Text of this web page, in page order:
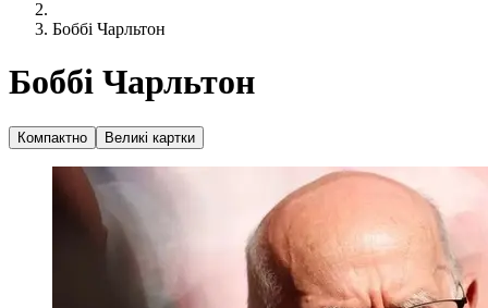
Боббі Чарльтон
Боббі Чарльтон
Компактно Великі картки